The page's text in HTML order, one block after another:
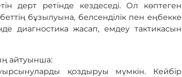
дерт ретінде кездеседі. Ол көптеген
бұзылуына, белсенділік пен еңбекке
диагностика жасап, емдеу тактикасын
айтуынша:
қоздыруы мүмкін. Кейбір